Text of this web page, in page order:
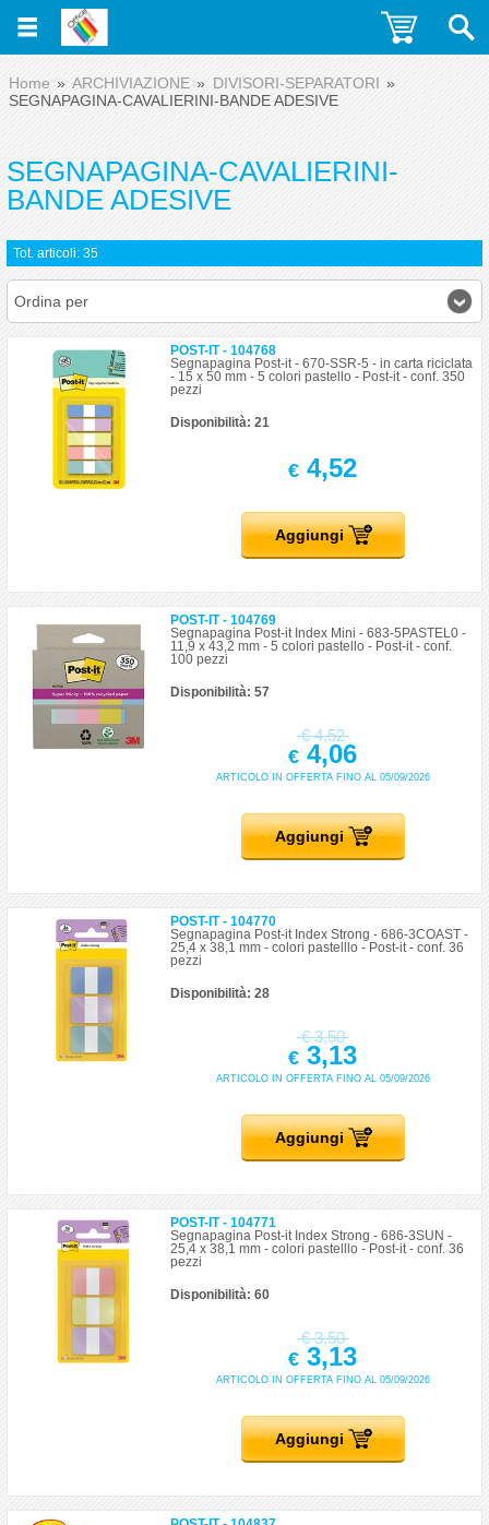
Home ARCHIVIAZIONE
DIVISORI-SEPARATORI
SEGNAPAGINA-CAVALIERINI-BANDE ADESIVE
SEGNAPAGINA-CAVALIERINI-
BANDE ADESIVE
Tot. articoli: 35
Ordina per
POST-IT - 104768
Segnapagina Post-it - 670-SSR-5 - in carta riciclata
- 15 x 50 mm - 5 colori pastello - Post-it - conf. 350
pezzi
Disponibilità: 21
€ 4,52
Aggiungi
POST-IT - 104769
Segnapagina Post-it Index Mini - 683-5PASTEL0 -
11,9 x 43,2 mm - 5 colori pastello - Post-it - conf.
100 pezzi
Disponibilità: 57
€4,52
€ 4,06
ARTICOLO IN OFFERTA FINO AL 05/09/2026
Aggiungi
POST-IT - 104770
Segnapagina Post-it Index Strong - 686-3COAST -
25,4 x 38,1 mm - colori pastelllo - Post-it - conf. 36
pezzi
Disponibilità: 28
€3,50
€ 3,13
ARTICOLO IN OFFERTA FINO AL 05/09/2026
Aggiungi
POST-IT - 104771
Segnapagina Post-it Index Strong - 686-3SUN -
25,4 x 38,1 mm - colori pastelllo - Post-it - conf. 36
pezzi
Disponibilità: 60
€3,50
€ 3,13
ARTICOLO IN OFFERTA FINO AL 05/09/2026
Aggiungi